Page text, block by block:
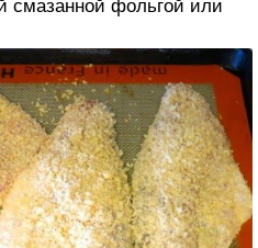
смазанной фольгой или